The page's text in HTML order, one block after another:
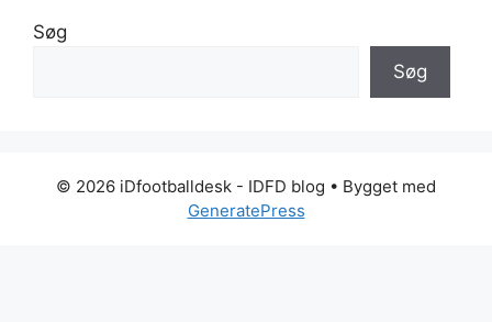
Søg
Søg
© 2026 iDfootballdesk - IDFD blog • Bygget med
GeneratePress